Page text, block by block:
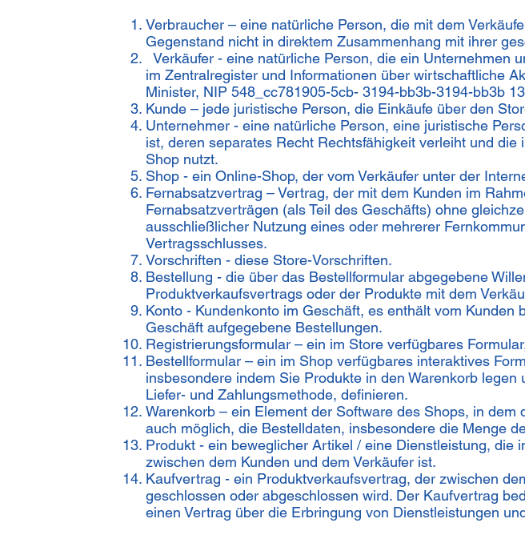
Verbraucher – eine natürliche Person, die mit dem
Gegenstand nicht in direktem Zusammenhang mit ihrer
Verkäufer - eine natürliche Person, die ein Unternehmen
im Zentralregister und Informationen über wirtschaftliche
Minister, NIP 548_cc781905-5cb- 3194-bb3b-3194-bb3b
Kunde – jede juristische Person, die Einkäufe über den
Unternehmer - eine natürliche Person, eine juristische
ist, deren separates Recht Rechtsfähigkeit verleiht und
Shop nutzt.
Shop - ein Online-Shop, der vom Verkäufer unter der
Fernabsatzvertrag – Vertrag, der mit dem Kunden im
Fernabsatzverträgen (als Teil des Geschäfts) ohne
ausschließlicher Nutzung eines oder mehrerer
Vertragsschlusses.
Vorschriften - diese Store-Vorschriften.
Bestellung - die über das Bestellformular abgegebene
Produktverkaufsvertrags oder der Produkte mit dem
Konto - Kundenkonto im Geschäft, es enthält vom
Geschäft aufgegebene Bestellungen.
Registrierungsformular – ein im Store verfügbares
Bestellformular – ein im Shop verfügbares interaktives
insbesondere indem Sie Produkte in den Warenkorb
Liefer- und Zahlungsmethode, definieren.
Warenkorb – ein Element der Software des Shops, in
auch möglich, die Bestelldaten, insbesondere die Menge
Produkt - ein beweglicher Artikel / eine Dienstleistung,
zwischen dem Kunden und dem Verkäufer ist.
Kaufvertrag - ein Produktverkaufsvertrag, der zwischen
geschlossen oder abgeschlossen wird. Der Kaufvertrag
einen Vertrag über die Erbringung von Dienstleistungen